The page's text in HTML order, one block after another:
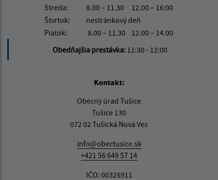
Streda:
8.00 – 11.30
12.00 – 16:00
Štvrtok:
nestránkový deň
Piatok:
8.00 – 11.30
12.00 – 14.00
Obedňajšia prestávka: 11:30 - 12:00
Kontakt:
Obecný úrad Tušice
Tušice 130
072 02 Tušická Nová Ves
info@obectusice.sk
+421 56 649 57 14
IČO: 00325911